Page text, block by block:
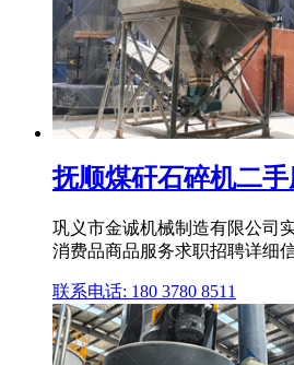
抚顺煤矸石碎机二
巩义市金诚机械制造有限公司
消费品商品服务求职招聘详细
联系电话: 180 3780 8511